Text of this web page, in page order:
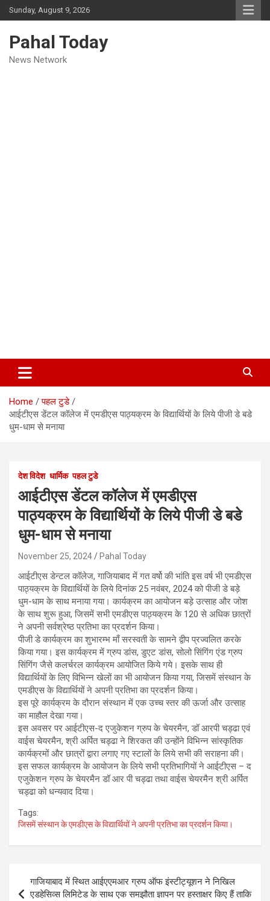
Skip
to
Sunday, August 9, 2026
Pahal Today
News Network
Home
पहल टुडे
आईटीएस डेंटल कॉलेज में एमडीएस पाठ्यक्रम के विद्यार्थियों के लिये पीजी डे बडे
धुम-धाम से मनाया
देश विदेश धार्मिक पहल टुडे
आईटीएस डेंटल कॉलेज में एमडीएस
पाठ्यक्रम के विद्यार्थियों के लिये पीजी डे बडे
धुम-धाम से मनाया
November 25, 2024 Pahal Today
आईटीएस डेन्टल कॉलेज, गाजियाबाद में गत वर्षो की भांति इस वर्ष भी एमडीएस
पाठ्यक्रम के विद्यार्थियों के लिये दिनांक 25 नवंबर, 2024 को पीजी डे बड़े
धुम-धाम के साथ मनाया गया। कार्यक्रम का आयोजन बड़े उत्साह और जोश
के साथ शुरू हुआ, जिसमें सभी एमडीएस पाठ्यक्रम के 120 से अधिक छात्रों
ने अपनी सर्वश्रेष्ठ प्रतिभा का प्रदर्शन किया।
पीजी डे कार्यक्रम का शुभारम्भ माँ सरस्वती के सामने द्वीप प्रज्वलित करके
किया गया। इस कार्यक्रम में ग्रुप डांस, डुएट डांस, सोलो सिंगिंग एंड ग्रुप
सिंगिंग जैसे कलर्चरल कार्यक्रम आयोजित किये गये। इसके साथ ही
विद्यार्थियों के लिए विभिन्न खेलों का भी आयोजन किया गया, जिसमें संस्थान के
एमडीएस के विद्यार्थियों ने अपनी प्रतिभा का प्रदर्शन किया।
इस पूरे कार्यक्रम के दौरान संस्थान में एक उच्च स्तर की ऊर्जा और उत्साह
का माहौल देखा गया।
इस अवसर पर आईटीएस-द एजुकेशन ग्रुप के चेयरमैन, डॉ आरपी चड्ढा एवं
वाईस चेयरमैन, श्री अर्पित चड्ढा ने शिरकत की उन्होंने विभिन्न सांस्कृतिक
कार्यक्रमों और छात्रों द्वारा लगाए गए स्टालों के लिये सभी की सराहना की।
इस सफल कार्यक्रम के आयोजन के लिये सभी प्रतिभागियों ने आईटीएस – द
एजुकेशन ग्रुप के चेयरमैन डॉ आर पी चड्ढा तथा वाईस चेयरमैन श्री अर्पित
चड्ढा को धन्यवाद दिया।
Tags:
जिसमें संस्थान के एमडीएस के विद्यार्थियों ने अपनी प्रतिभा का प्रदर्शन किया।
Post
navigation
गाजियाबाद में स्थित आईएएमआर ग्रुप ऑफ इंस्टीट्यूशन ने निखिल
एडहेसिव्स लिमिटेड के साथ एक समझौता ज्ञापन पर हस्ताक्षर किए हैं ताकि